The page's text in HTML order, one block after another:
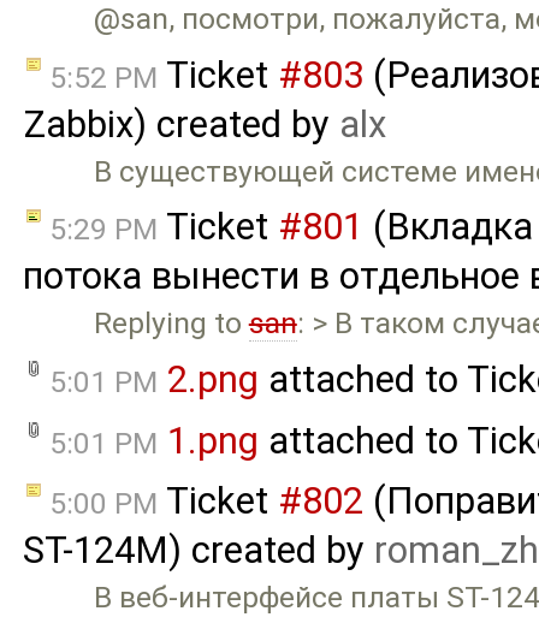
@san, посмотри, пожалуйста,
5:52 PM Ticket #803
Zabbix) created by alx
В существующей системе
5:29 PM Ticket #801
потока вынести в
Replying tosan: > В таком
5:01 PM 2.png attached to
5:01 PM 1.png attached to
5:00 PM Ticket #802
ST-124M) created by
В веб-интерфейсе платы ST-